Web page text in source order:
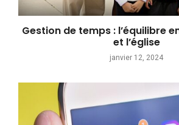
Gestion de temps : l’équilibre
et l’église
janvier 12, 2024